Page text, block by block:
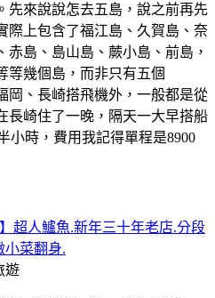
。先來說說怎去五島，說之前再先
際上包含了福江島、久賀島、奈
赤島、島山島、蕨小島、前島，
等幾個島，而非只有五個
岡、長崎搭飛機外，一般都是從
長崎住了一晚，隔天一大早搭船
小時，費用我記得單程是8900
超人鱸魚.新年三十年老店.分段
小菜翻身.
遊